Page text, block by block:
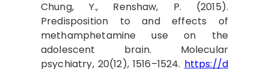
Chung, Y., Renshaw, P. (2015).
Predisposition to and effects of
methamphetamine use on the
adolescent brain. Molecular
psychiatry, 20(12), 1516–1524. https://d